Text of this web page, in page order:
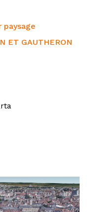
paysage
ET GAUTHERON